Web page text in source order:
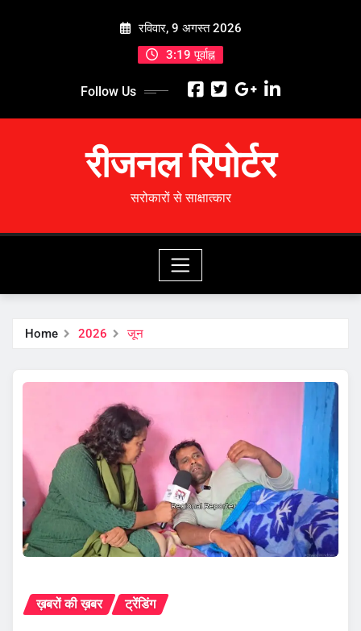
रविवार, 9 अगस्त 2026
3:19 पूर्वाह्न
Follow Us
रीजनल रिपोर्टर
सरोकारों से साक्षात्कार
Home 2026 जून
ख़बरों की ख़बर ट्रेंडिंग